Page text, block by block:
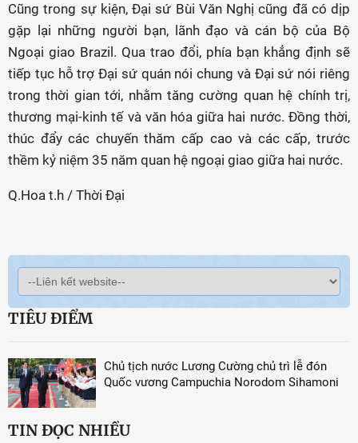
Cũng trong sự kiện, Đại sứ Bùi Văn Nghị cũng đã có dịp
gặp lại những người bạn, lãnh đạo và cán bộ của Bộ
Ngoại giao Brazil. Qua trao đổi, phía bạn khẳng định sẽ
tiếp tục hỗ trợ Đại sứ quán nói chung và Đại sứ nói riêng
trong thời gian tới, nhằm tăng cường quan hệ chính trị,
thương mại-kinh tế và văn hóa giữa hai nước. Đồng thời,
thúc đẩy các chuyến thăm cấp cao và các cấp, trước
thềm kỷ niệm 35 năm quan hệ ngoại giao giữa hai nước.
Q.Hoa t.h / Thời Đại
TIÊU ĐIỂM
Chủ tịch nước Lương Cường chủ trì lễ đón
Quốc vương Campuchia Norodom Sihamoni
TIN ĐỌC NHIỀU